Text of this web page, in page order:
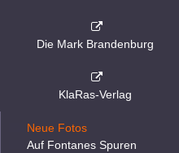
Die Mark Brandenburg
KlaRas-Verlag
Neue Fotos
Auf Fontanes Spuren